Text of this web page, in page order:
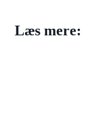
Læs mere: